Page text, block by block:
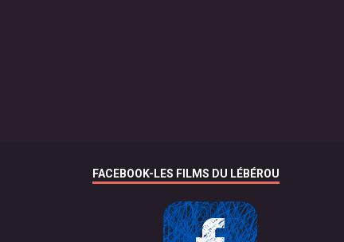
FACEBOOK-LES FILMS DU LÉBÉROU